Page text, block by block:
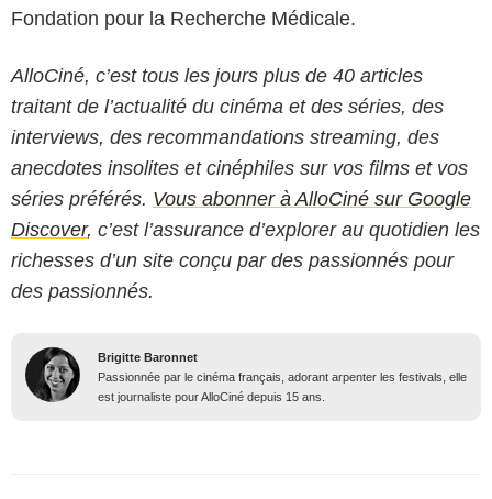
Fondation pour la Recherche Médicale.
AlloCiné, c’est tous les jours plus de 40 articles
traitant de l’actualité du cinéma et des séries, des
interviews, des recommandations streaming, des
anecdotes insolites et cinéphiles sur vos films et vos
séries préférés. Vous abonner à AlloCiné sur Google
Discover, c’est l’assurance d’explorer au quotidien les
richesses d’un site conçu par des passionnés pour
des passionnés.
Brigitte Baronnet
Passionnée par le cinéma français, adorant arpenter les festivals, elle
est journaliste pour AlloCiné depuis 15 ans.